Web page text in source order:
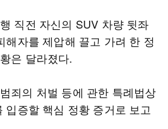
직전 자신의 SUV 차량 뒷좌
해자를 제압해 끌고 가려 한 정
은 달라졌다.
죄의 처벌 등에 관한 특례법상
입증할 핵심 정황 증거로 보고